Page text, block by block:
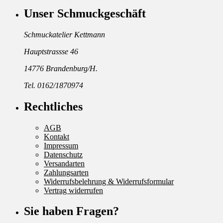
Unser Schmuckgeschäft
Schmuckatelier Kettmann
Hauptstrassse 46
14776 Brandenburg/H.
Tel. 0162/1870974
Rechtliches
AGB
Kontakt
Impressum
Datenschutz
Versandarten
Zahlungsarten
Widerrufsbelehrung & Widerrufsformular
Vertrag widerrufen
Sie haben Fragen?